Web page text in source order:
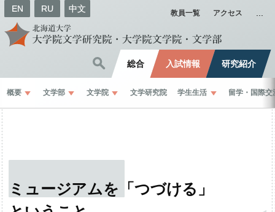
EN RU 中文 教員一覧 アクセス
総合 入試情報 研究紹介
概要 文学部 文学院 文学研究院 学生生活 留学 ・ 国際交
ミュージアムを 「つづける」